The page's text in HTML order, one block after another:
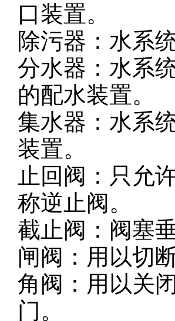
口装置。
除污器：水系
分水器：水系
的配水装置。
集水器：水系
装置。
止回阀：只允
称逆止阀。
截止阀：阀塞
闸阀：用以切
角阀：用以关
门。